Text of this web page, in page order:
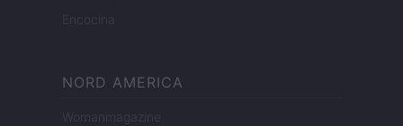
Encocina
NORD AMERICA
Womanmagazine